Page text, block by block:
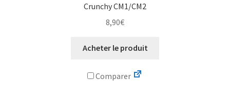
Crunchy CM1/CM2
8,90€
Acheter le produit
Comparer